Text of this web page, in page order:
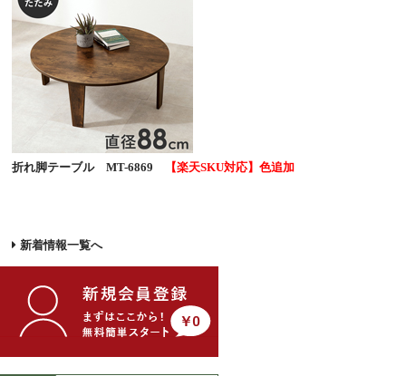
折れ脚テーブル MT-6869 【楽天SKU対応】色追加
新着情報一覧へ